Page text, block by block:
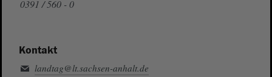
0391 / 560 - 0
Kontakt
landtag@lt.sachsen-anhalt.de